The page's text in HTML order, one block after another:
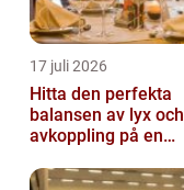
17 juli 2026
Hitta den perfekta
balansen av lyx och
avkoppling på en
Östermalm